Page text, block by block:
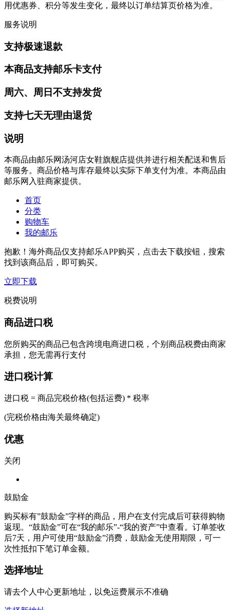
用优惠券、积分等发生变化，最终以订单结算页价格为准。
服务说明
支持极速退款
本商品支持邮乐卡支付
周六、周日不支持发货
支持七天无理由退货
说明
本商品由邮乐网汤河店女鞋旗舰店提供并进行相关配送和售后
等服务。商品价格与库存最终以实际下单支付为准。本商品由
邮乐网入驻商家提供。
首页
分类
购物车
我的邮乐
抱歉！海外商品仅支持邮乐APP购买，点击去下载按钮，搜索
找到该商品后，即可购买。
立即下载
税费说明
商品进口税
您所购买的商品已包含跨境电商进口税，个别商品税费由商家
承担，您无需再行支付
进口税计算
进口税 = 商品完税价格(包括运费) * 税率
(完税价格由海关最终确定)
优惠
关闭
鼓励金
购买标有”鼓励金”字样的商品，用户在支付完成后可获得购物
返现。“鼓励金”可在“我的邮乐”-“我的资产”中查看。订单签收
后7天，用户可使用“鼓励金”消费，鼓励金无使用期限，可一
次性抵扣下笔订单金额。
选择地址
请去个人中心更新地址，以免运费展示不准确